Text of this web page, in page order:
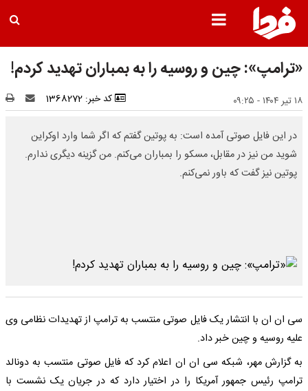
«ترامپ»: چین و روسیه را به بمباران تهدید کردم!
۱۸ تیر ۱۴۰۴ - ۰۹:۲۵ کد خبر: 1368272
در این فایل صوتی آمده است: به پوتین گفتم که اگر شما وارد اوکراین
شوید من نیز در مقابل، مسکو را بمباران می‌کنم. من گزینه دیگری ندارم.
پوتین نیز گفت که باور نمی‌کنم.
سی ان ان با انتشار یک فایل صوتی منتسب به ترامپ از تهدیدات نظامی وی
علیه روسیه و چین خبر داد.
به گزارش مهر، شبکه سی ان ان اعلام کرد که فایل صوتی منتسب به دونالد
ترامپ رئیس جمهور آمریکا را در اختیار دارد که در جریان یک نشست با